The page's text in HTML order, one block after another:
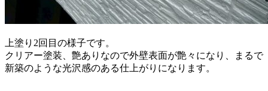
上塗り2回目の様子です。
クリアー塗装、艶ありなので外壁表面が艶々になり、まるで
新築のような光沢感のある仕上がりになります。